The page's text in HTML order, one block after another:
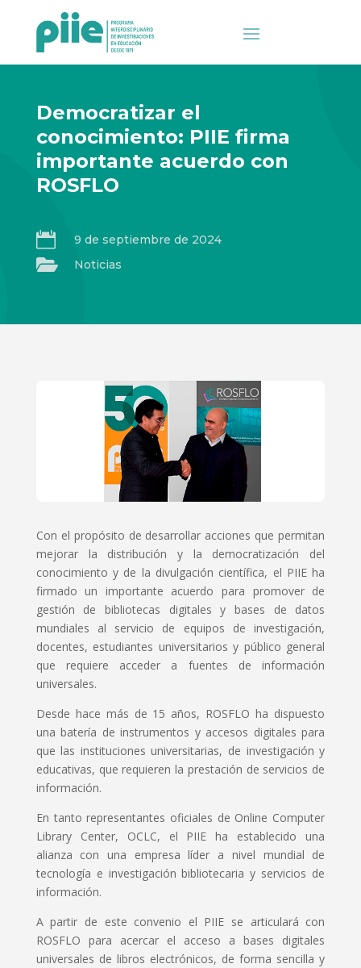
Democratizar el
conocimiento: PIIE firma
importante acuerdo con
ROSFLO
 9 de septiembre de 2024
 Noticias
Con el propósito de desarrollar acciones que permitan
mejorar la distribución y la democratización del
conocimiento y de la divulgación científica, el PIIE ha
firmado un importante acuerdo para promover de
gestión de bibliotecas digitales y bases de datos
mundiales al servicio de equipos de investigación,
docentes, estudiantes universitarios y público general
que requiere acceder a fuentes de información
universales.
Desde hace más de 15 años, ROSFLO ha dispuesto
una batería de instrumentos y accesos digitales para
que las instituciones universitarias, de investigación y
educativas, que requieren la prestación de servicios de
información.
En tanto representantes oficiales de Online Computer
Library Center, OCLC, el PIIE ha establecido una
alianza con una empresa líder a nivel mundial de
tecnología e investigación bibliotecaria y servicios de
información.
A partir de este convenio el PIIE se articulará con
ROSFLO para acercar el acceso a bases digitales
universales de libros electrónicos, de forma sencilla y